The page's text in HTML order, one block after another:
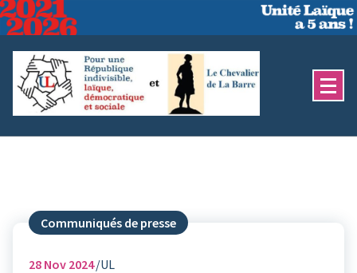
Aller
au
contenu
Communiqués de presse
28 Nov 2024 UL